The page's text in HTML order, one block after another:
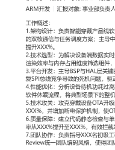
XXX科技是专注于智能穿
核心业务为品牌客户提供
产品包括智能手表、智能
子品牌建立稳定合作。
ARM开发汇报对象：部门
工作概述：
1.架构设计：负责智能穿
于FreeRTOS与ARM
模块间接口规范，通过架